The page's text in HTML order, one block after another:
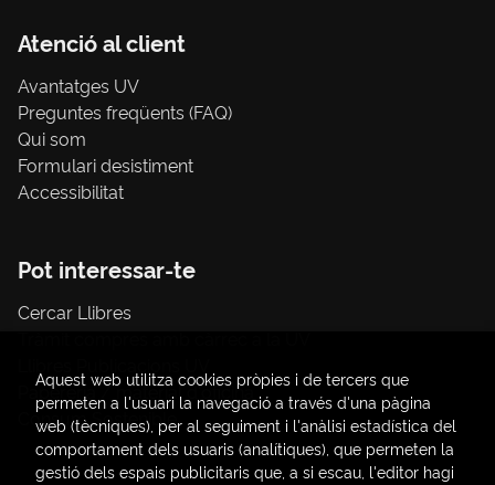
Atenció al client
Avantatges UV
Preguntes freqüents (FAQ)
Qui som
Formulari desistiment
Accessibilitat
Pot interessar-te
Cercar Llibres
Papereria / material d'oficina
Consum Sostenible
Aquest web utilitza cookies pròpies i de tercers que
permeten a l'usuari la navegació a través d'una pàgina
web (tècniques), per al seguiment i l'anàlisi estadística del
comportament dels usuaris (analítiques), que permeten la
gestió dels espais publicitaris que, a si escau, l'editor hagi